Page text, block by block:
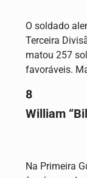
O soldado
Terceira
matou 257
favoráveis.
8
William
Na Primeira